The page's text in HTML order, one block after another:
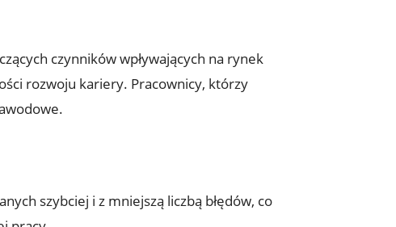
czynników wpływających na rynek
rozwoju kariery. Pracownicy, którzy
szybciej i z mniejszą liczbą błędów, co